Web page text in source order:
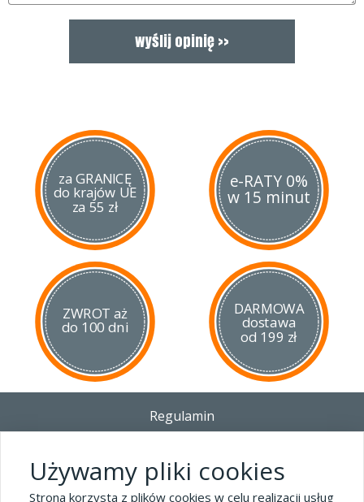
za GRANICĘ
do krajów UE
za 55 zł
e-RATY 0%
w 15 minut
ZWROT aż
do 100 dni
DARMOWA
dostawa
od 199 zł
Regulamin
Polityka prywatności i pliki cookies
Blog
Używamy pliki cookies
Strona korzysta z plików cookies w celu realizacji usług